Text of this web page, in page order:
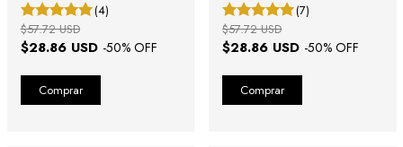
(4)
$28.86 USD -50% OFF
$57.72 USD
(7)
$28.86 USD -50% OFF
$57.72 USD